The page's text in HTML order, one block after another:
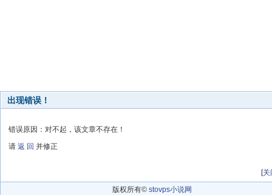
出现错误！
错误原因：对不起，该文章不存在！
请 返 回 并修正
[关
版权所有© stovps小说网